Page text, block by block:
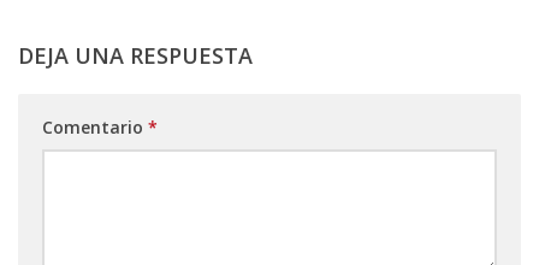
DEJA UNA RESPUESTA
Comentario *